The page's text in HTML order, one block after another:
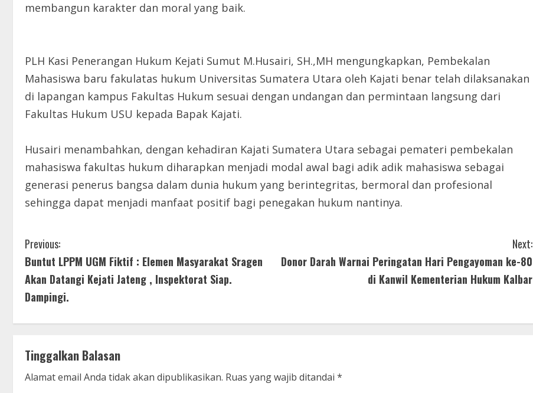
membangun karakter dan moral yang baik.
PLH Kasi Penerangan Hukum Kejati Sumut M.Husairi, SH.,MH mengungkapkan, Pembekalan
Mahasiswa baru fakulatas hukum Universitas Sumatera Utara oleh Kajati benar telah dilaksanakan
di lapangan kampus Fakultas Hukum sesuai dengan undangan dan permintaan langsung dari
Fakultas Hukum USU kepada Bapak Kajati.
Husairi menambahkan, dengan kehadiran Kajati Sumatera Utara sebagai pemateri pembekalan
mahasiswa fakultas hukum diharapkan menjadi modal awal bagi adik adik mahasiswa sebagai
generasi penerus bangsa dalam dunia hukum yang berintegritas, bermoral dan profesional
sehingga dapat menjadi manfaat positif bagi penegakan hukum nantinya.
C
o
n
t
i
n
Previous:
Buntut LPPM UGM Fiktif : Elemen Masyarakat Sragen
Akan Datangi Kejati Jateng , Inspektorat Siap.
Dampingi.
Next:
Donor Darah Warnai Peringatan Hari Pengayoman ke-80
di Kanwil Kementerian Hukum Kalbar
Tinggalkan Balasan
Alamat email Anda tidak akan dipublikasikan. Ruas yang wajib ditandai *